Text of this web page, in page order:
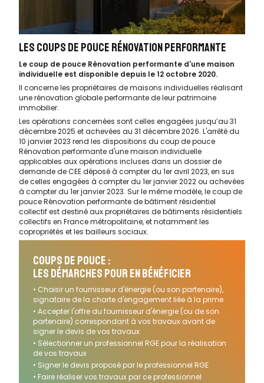
LES COUPS DE POUCE RÉNOVATION PERFORMANTE
Le coup de pouce Rénovation performante d'une maison
individuelle est disponible depuis le 12 octobre 2020.
Il concerne les propriétaires de maisons individuelles réalisant
une rénovation globale performante de leur patrimoine
immobilier.
Les opérations concernées sont celles engagées jusqu’au 31
décembre 2025 et achevées au 31 décembre 2026. L'arrêté du
10 janvier 2023 rend les dispositions du coup de pouce
Rénovation performante d'une maison individuelle
applicables aux opérations incluses dans un dossier de
demande de CEE déposé à compter du 1er avril 2023, en sus
de celles engagées à compter du 1er janvier 2022 ou achevées
à compter du 1er janvier 2023. Sur le même modèle, le coup de
pouce Rénovation performante de bâtiment résidentiel
collectif est destiné aux propriétaires de bâtiments résidentiels
collectifs en France métropolitaine, et notamment les
copropriétés et les bailleurs sociaux.
COUPS DE POUCE :
LES DÉMARCHES POUR EN BÉNÉFICIER
• Choisir un fournisseur d'énergie (ou son partenaire),
signataire de la charte d'engagement liée à la prime
• Accepter l'offre du fournisseur d'énergie (ou de son
partenaire) correspondant à vos travaux avant de
signer le devis de vos travaux
• Sélectionner un professionnel RGE pour la réalisation
de vos travaux
• Signer le devis proposé par le professionnel RGE
• Faire réaliser vos travaux par ce professionnel